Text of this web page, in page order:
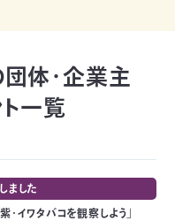
体・企業主
ト一覧
ました
イワタバコを観察しよう」